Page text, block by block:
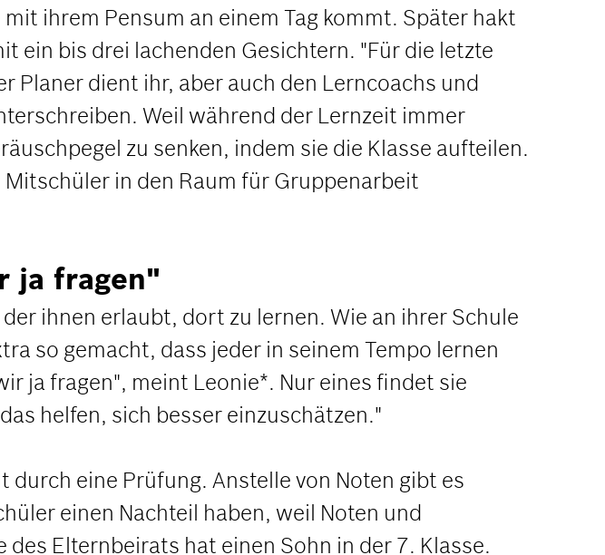
ihrem Pensum an einem Tag kommt. Später hakt
ein bis drei lachenden Gesichtern. "Für die letzte
Planer dient ihr, aber auch den Lerncoachs und
Weil während der Lernzeit immer
zu senken, indem sie die Klasse aufteilen.
in den Raum für Gruppenarbeit
ja fragen"
ihnen erlaubt, dort zu lernen. Wie an ihrer Schule
so gemacht, dass jeder in seinem Tempo lernen
ja fragen", meint Leonie*. Nur eines findet sie
helfen, sich besser einzuschätzen."
eine Prüfung. Anstelle von Noten gibt es
einen Nachteil haben, weil Noten und
Elternbeirats hat einen Sohn in der 7. Klasse.